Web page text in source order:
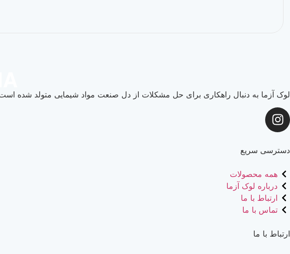
لوک آزما به دنبال راهکاری برای حل مشکلات از دل صنعت مواد شیمایی متولد شده
دسترسی سریع
همه محصولات
درباره لوک آزما
ارتباط با ما
تماس با ما
ارتباط با ما